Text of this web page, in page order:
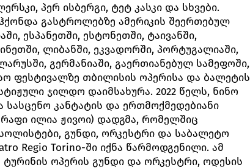
პერ ისბერგი, ტეტ კასკი და სხვები.
გასტროლებზე ამერიკის შეერთებულ
ესპანეთში, ესტონეთში, ტაივანში,
ლიბანში, ეკვადორში, პორტუგალიაში,
გერმანიაში, გაერთიანებულ სამეფოში,
ფესტივალზე თბილისის ოპერისა და ბალეტის
ჯილდო დაიმსახურა. 2022 წელს, ნინო
კანტატის და ერთმოქმედებიანი
ილია ჟივოი) დადგმა, რომელშიც
გუნდი, ორკესტრი და საბალეტო
Regio Torino-ში იქნა წარმოდგენილი. ამ
ოპერის გუნდი და ორკესტრი, ოდესის